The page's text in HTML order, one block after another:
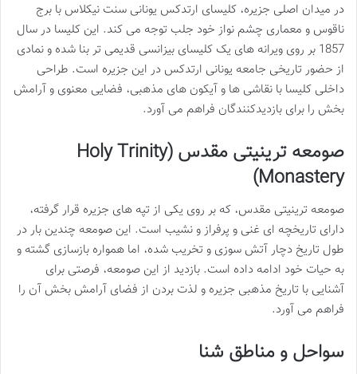
در میدان اصلی جزیره، کلیسای ارتدکس یونانی سنت نیکلاس با برج
ناقوس و معماری چشم نواز خود جلب توجه می کند. این کلیسا در سال
1857 بر روی ویرانه های یک کلیسای بیزانسی قدیمی تر بنا شده و نمادی
از حضور تاریخی جامعه یونانی ارتدکس در این جزیره است. طراحی
داخلی کلیسا با نقاشی ها و آیکون های مذهبی، فضایی معنوی و آرامش
بخش را برای بازدیدکنندگان فراهم می آورد.
صومعه ترینیتی مقدس (Holy Trinity
Monastery)
صومعه ترینیتی مقدس، که بر روی یکی از تپه های جزیره قرار گرفته،
دارای تاریخچه ای غنی و پرفراز و نشیب است. این صومعه چندین بار در
طول تاریخ دچار آتش سوزی و تخریب شده، اما همواره بازسازی گشته و
به حیات خود ادامه داده است. بازدید از این صومعه، فرصتی برای
آشنایی با تاریخ مذهبی جزیره و لذت بردن از فضای آرامش بخش آن را
فراهم می آورد.
سواحل و مناطق شنا